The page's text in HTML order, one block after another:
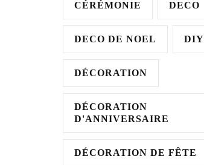
CÉRÉMONIE DECO
DECO DE NOEL DIY
DÉCORATION
DÉCORATION
D'ANNIVERSAIRE
DÉCORATION DE FÊTE